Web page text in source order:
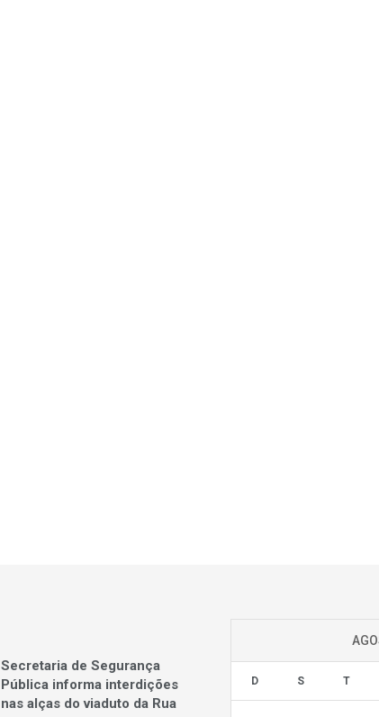
Secretaria de Segurança
Pública informa interdições
nas alças do viaduto da Rua
D S T